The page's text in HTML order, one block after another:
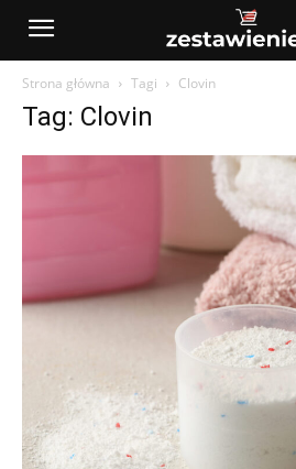
Strona główna Tagi Clovin
Tag: Clovin